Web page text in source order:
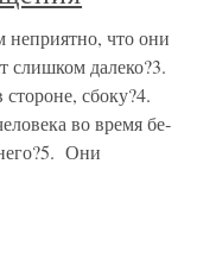
что они
слишком далеко?3.
сбоку?4.
во время бе­
Они